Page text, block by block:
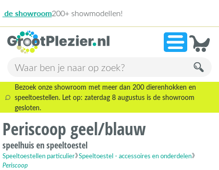
»13.945
Bezoek onze showroom met meer dan 200 dierenhokken en
speeltoestellen. Let op: zaterdag 8 augustus is de showroom
gesloten.
Periscoop geel/blauw
speelhuis en speeltoestel
Speeltoestellen particulier Speeltoestel - accessoires en onderdelen
Periscoop